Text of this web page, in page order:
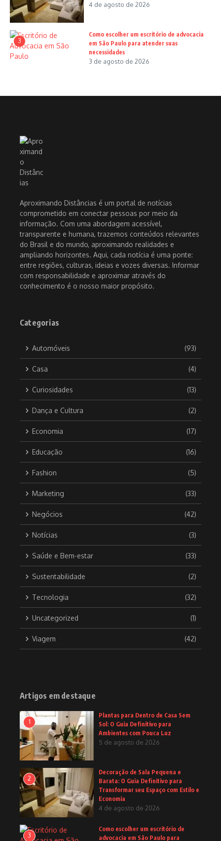
4 de agosto de 2026
3
Como escolher um escritório de advocacia
em São Paulo para atender suas
necessidades
3 de agosto de 2026
Aproximando Distâncias é um portal de notícias
comprometido em conectar pessoas por meio da
informação. Com uma abordagem acessível,
transparente e humana, trazemos conteúdos relevantes
do Brasil e do mundo, aproximando realidades e
ampliando horizontes. Aqui, cada notícia é uma ponte:
entre regiões, culturas, ideias e vozes diversas. Informar
com responsabilidade e aproximar através do
conhecimento é o nosso maior propósito.
Categorias
Automóveis (93)
Casa (4)
Curiosidades (13)
Dança e Cultura (2)
Economia (17)
Educação (16)
Fashion (5)
Marketing (33)
Negócios (42)
Notícias (3)
Saúde e Bem-estar (33)
Sustentabilidade (2)
Tecnologia (32)
Uncategorized (1)
Viagem (42)
Artigos em destaque
1
Plantas para Dentro de Casa Sem
Sol: O Guia Definitivo para
Ambientes com Pouca Luz
5 de agosto de 2026
2
Decoração de Sala Pequena e
Barata: O Guia Definitivo para
Transformar seu Espaço com Estilo e
Economia
4 de agosto de 2026
3
Como escolher um escritório de
advocacia em São Paulo para